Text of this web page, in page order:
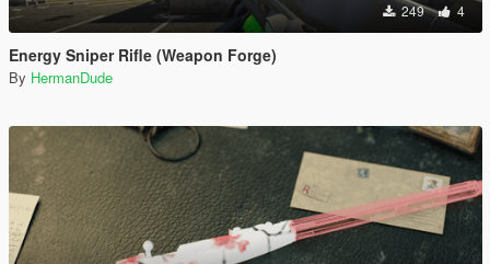
249 4
Energy Sniper Rifle (Weapon Forge)
By HermanDude